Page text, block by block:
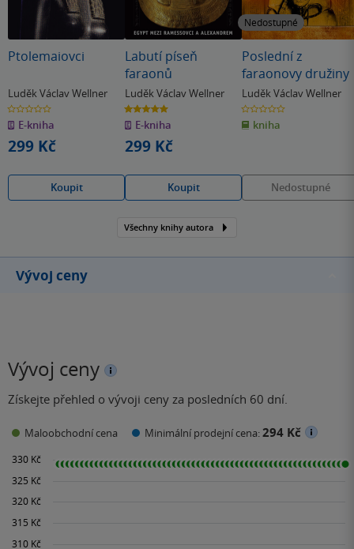
Ptolemaiovci
Luděk Václav Wellner
0.0
z
5
hvězdiček
E-kniha
299 Kč
Koupit
Labutí píseň
faraonů
Luděk Václav Wellner
5.0
z
5
hvězdiček
E-kniha
299 Kč
Koupit
Nedostupné
Poslední z
faraonovy družiny
Luděk Václav Wellner
0.0
z
5
hvězdiček
kniha
Nedostupné
Všechny knihy autora
Vývoj ceny
Vývoj ceny
Získejte přehled o vývoji ceny za posledních 60 dní.
Maloobchodní cena Minimální prodejní cena:294 Kč